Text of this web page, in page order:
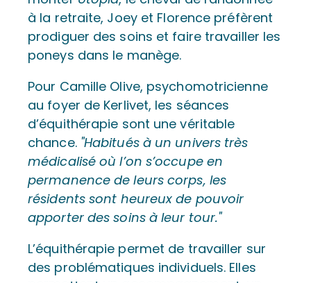
à la retraite, Joey et Florence préfèrent
prodiguer des soins et faire travailler les
poneys dans le manège.
Pour Camille Olive, psychomotricienne
au foyer de Kerlivet, les séances
d’équithérapie sont une véritable
chance. Habitués à un univers très
médicalisé où l’on s’occupe en
permanence de leurs corps, les
résidents sont heureux de pouvoir
apporter des soins à leur tour.
L’équithérapie permet de travailler sur
des problématiques individuels. Elles